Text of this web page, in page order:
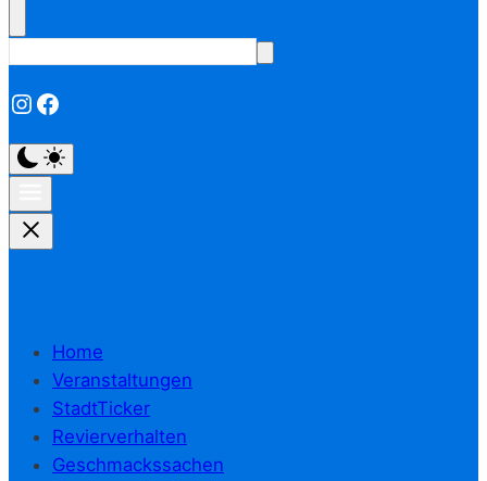
Instagram
Facebook
Home
Veranstaltungen
StadtTicker
Revierverhalten
Geschmackssachen